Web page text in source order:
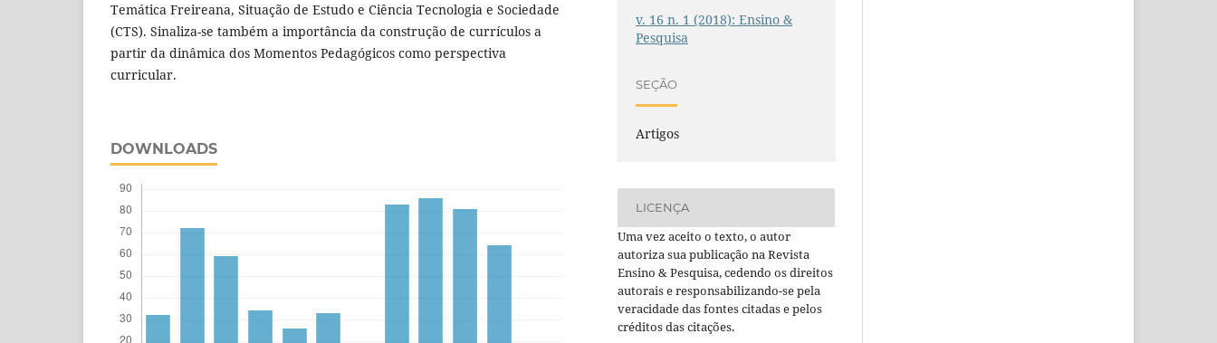
Temática Freireana, Situação de Estudo e Ciência Tecnologia e Sociedade
(CTS). Sinaliza-se também a importância da construção de currí­culos a
partir da dinâmica dos Momentos Pedagógicos como perspectiva
curricular.
DOWNLOADS
v. 16 n. 1 (2018): Ensino &
Pesquisa
SEÇÃO
Artigos
LICENÇA
Uma vez aceito o texto, o autor
autoriza sua publicação na Revista
Ensino & Pesquisa, cedendo os direitos
autorais e responsabilizando-se pela
veracidade das fontes citadas e pelos
créditos das citações.